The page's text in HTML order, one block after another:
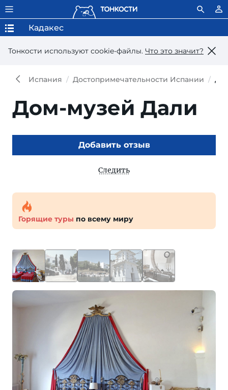
Тонкости используют сookie-файлы. Что это значит?
Кадакес
Испания Достопримечательности Испании
Дом-музей Дали
Добавить отзыв
Следить
Горящие туры по всему миру